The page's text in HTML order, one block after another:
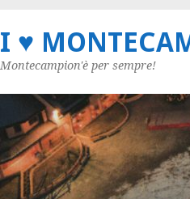
I ♥
Montecampion'è per sempre!